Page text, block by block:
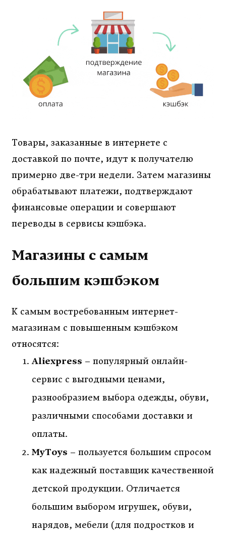
Товары, заказанные в интернете с
доставкой по почте, идут к получателю
примерно две-три недели. Затем магазины
обрабатывают платежи, подтверждают
финансовые операции и совершают
переводы в сервисы кэшбэка.
Магазины с самым
большим кэшбэком
К самым востребованным интернет-
магазинам с повышенным кэшбэком
относятся:
Aliexpress – популярный онлайн-
сервис с выгодными ценами,
разнообразием выбора одежды, обуви,
различными способами доставки и
оплаты.
MyToys – пользуется большим спросом
как надежный поставщик качественной
детской продукции. Отличается
большим выбором игрушек, обуви,
нарядов, мебели (для подростков и